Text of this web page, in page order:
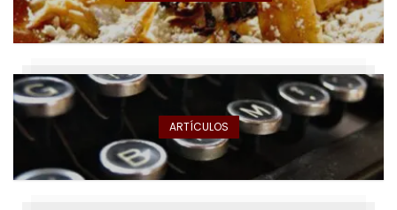
ARTÍCULOS